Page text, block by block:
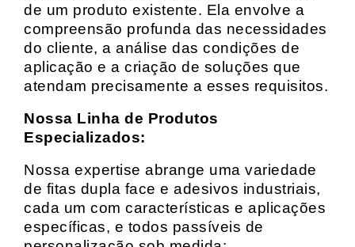
de um produto existente. Ela envolve a
compreensão profunda das necessidades
do cliente, a análise das condições de
aplicação e a criação de soluções que
atendam precisamente a esses requisitos.
Nossa Linha de Produtos
Especializados:
Nossa expertise abrange uma variedade
de fitas dupla face e adesivos industriais,
cada um com características e aplicações
específicas, e todos passíveis de